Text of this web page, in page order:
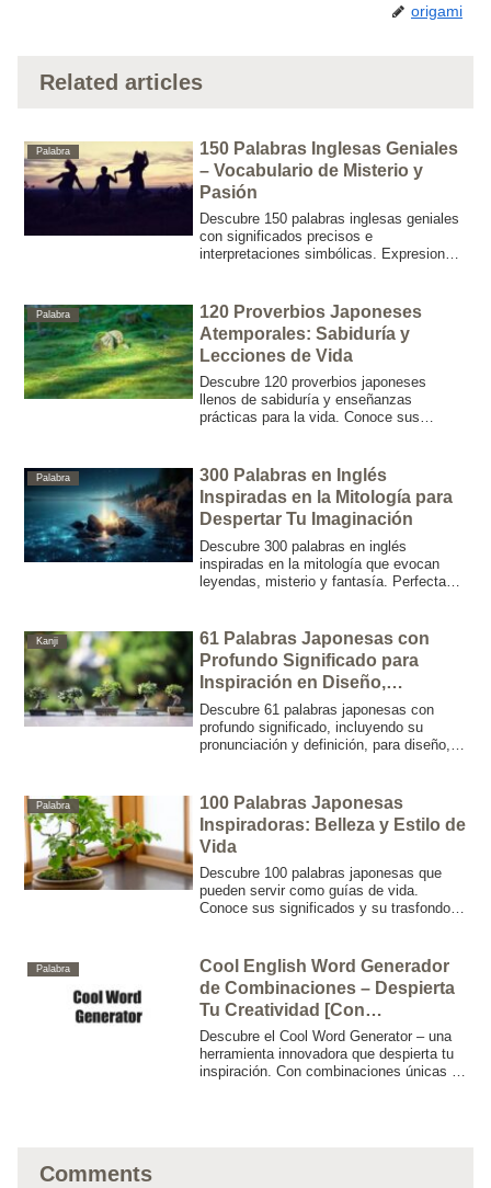
origami
Related articles
Palabra
150 Palabras Inglesas Geniales
– Vocabulario de Misterio y
Pasión
Descubre 150 palabras inglesas geniales
con significados precisos e
interpretaciones simbólicas. Expresiones
Palabra
120 Proverbios Japoneses
Atemporales: Sabiduría y
Lecciones de Vida
Descubre 120 proverbios japoneses
llenos de sabiduría y enseñanzas
prácticas para la vida. Conoce sus
valores universales.
Palabra
300 Palabras en Inglés
Inspiradas en la Mitología para
Despertar Tu Imaginación
Descubre 300 palabras en inglés
inspiradas en la mitología que evocan
leyendas, misterio y fantasía. Perfectas
Kanji
61 Palabras Japonesas con
Profundo Significado para
Inspiración en Diseño,
Branding y Tatuajes
Descubre 61 palabras japonesas con
profundo significado, incluyendo su
pronunciación y definición, para diseño,
elegante profundidad de la estética
japonesa.
Palabra
100 Palabras Japonesas
Inspiradoras: Belleza y Estilo de
Vida
Descubre 100 palabras japonesas que
pueden servir como guías de vida.
Conoce sus significados y su trasfondo
Palabra
Cool English Word Generador
de Combinaciones – Despierta
Tu Creatividad [Con
significado]
Descubre el Cool Word Generator – una
herramienta innovadora que despierta tu
inspiración. Con combinaciones únicas y
Comments